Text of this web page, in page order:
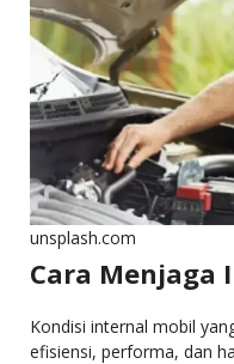
unsplash.com
Cara Menjaga
Kondisi internal mobil
efisiensi, performa, dan